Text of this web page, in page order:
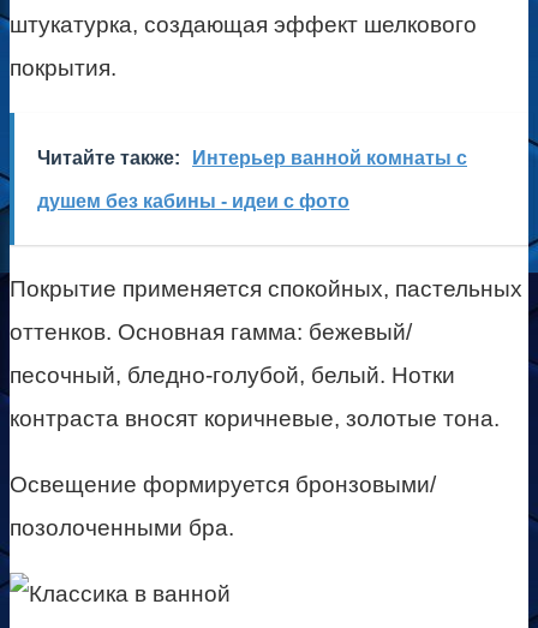
штукатурка, создающая эффект шелкового
покрытия.
Читайте также: Интерьер ванной комнаты с
душем без кабины - идеи с фото
Покрытие применяется спокойных, пастельных
оттенков. Основная гамма: бежевый/
песочный, бледно-голубой, белый. Нотки
контраста вносят коричневые, золотые тона.
Освещение формируется бронзовыми/
позолоченными бра.